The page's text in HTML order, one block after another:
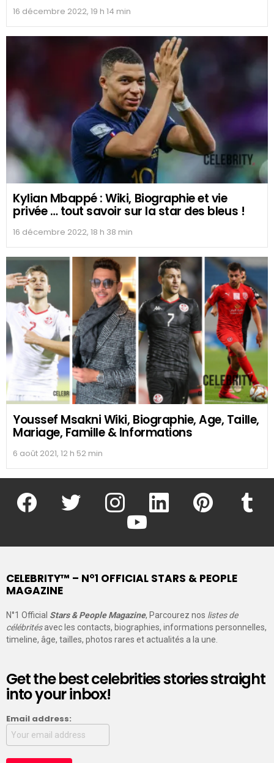
16 décembre 2022, 19 h 14 min
Kylian Mbappé : Wiki, Biographie et vie
privée … tout savoir sur la star des bleus !
16 décembre 2022, 18 h 38 min
Youssef Msakni Wiki, Biographie, Age, Taille,
Mariage, Famille & Informations
6 août 2021, 12 h 52 min
facebook twitter instagram linkedin pinterest
youtube
CELEBRITY™ – N°1 OFFICIAL STARS & PEOPLE
MAGAZINE
N°1 Official Stars & People Magazine, Parcourez nos listes de
célébritésavec les contacts, biographies, informations personnelles,
timeline, âge, tailles, photos rares et actualités a la une.
Get the best celebrities stories straight
into your inbox!
Email address: